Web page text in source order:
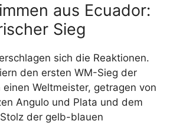
aus Ecuador:
Sieg
sich die Reaktionen.
den ersten WM-Sieg der
einen Weltmeister, getragen von
Angulo und Plata und dem
der gelb-blauen